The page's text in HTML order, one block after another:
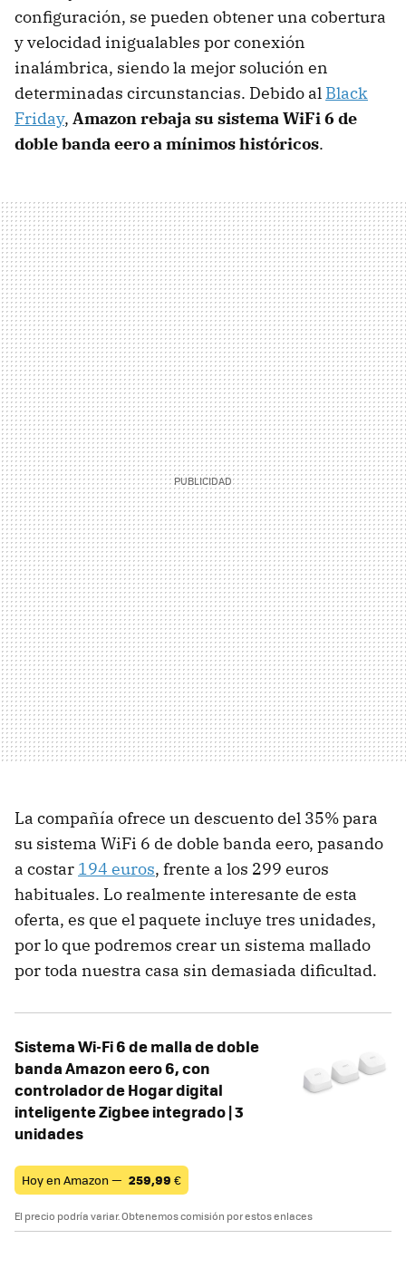
configuración, se pueden obtener una cobertura
y velocidad inigualables por conexión
inalámbrica, siendo la mejor solución en
determinadas circunstancias. Debido al Black
Friday, Amazon rebaja su sistema WiFi 6 de
doble banda eero a mínimos históricos.
La compañía ofrece un descuento del 35% para
su sistema WiFi 6 de doble banda eero, pasando
a costar 194 euros, frente a los 299 euros
habituales. Lo realmente interesante de esta
oferta, es que el paquete incluye tres unidades,
por lo que podremos crear un sistema mallado
por toda nuestra casa sin demasiada dificultad.
Sistema Wi-Fi 6 de malla de doble
banda Amazon eero 6, con
controlador de Hogar digital
inteligente Zigbee integrado | 3
unidades
Hoy en Amazon — 259,99 €
El precio podría variar. Obtenemos comisión por estos enlaces